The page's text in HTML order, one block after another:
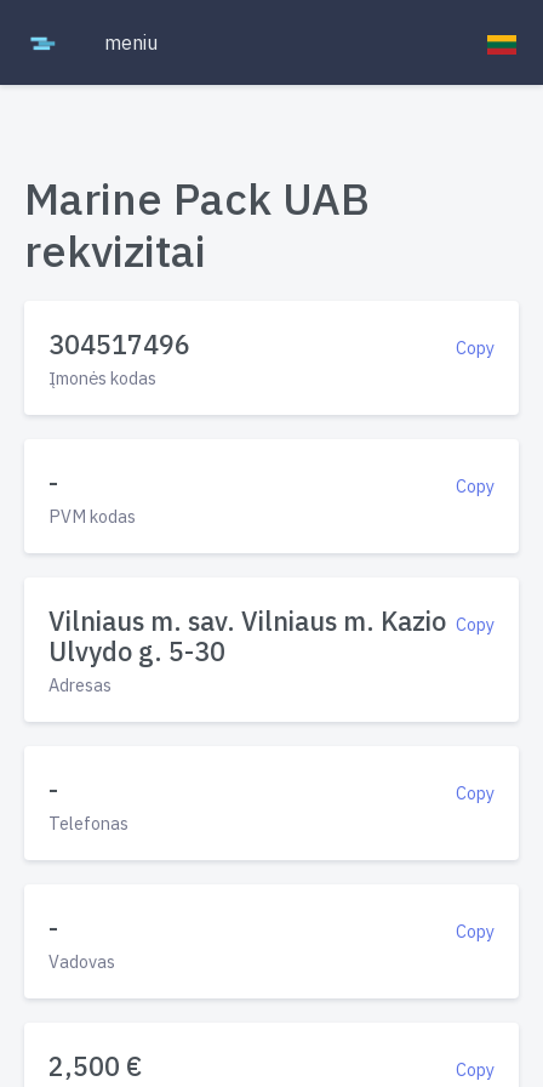
meniu
Marine Pack UAB
rekvizitai
Copy
304517496
Įmonės kodas
Copy
-
PVM kodas
Copy
Vilniaus m. sav. Vilniaus m. Kazio
Ulvydo g. 5-30
Adresas
Copy
-
Telefonas
Copy
-
Vadovas
Copy
2,500 €